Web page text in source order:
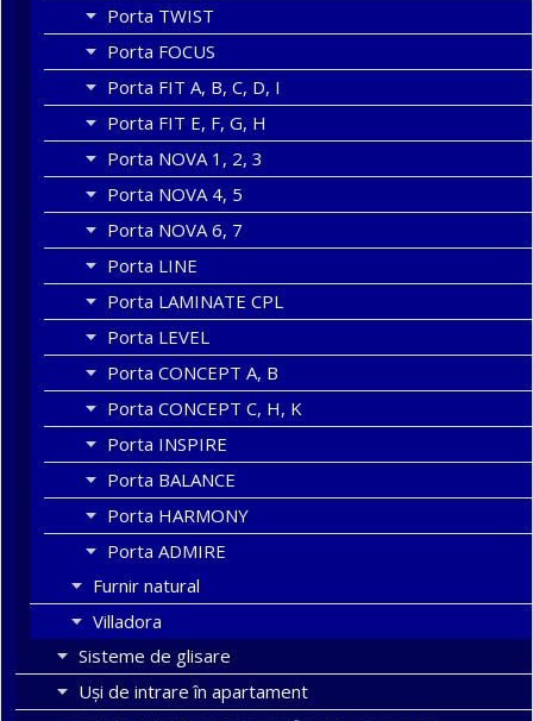
Porta TWIST
Porta FOCUS
Porta FIT A, B, C, D, I
Porta FIT E, F, G, H
Porta NOVA 1, 2, 3
Porta NOVA 4, 5
Porta NOVA 6, 7
Porta LINE
Porta LAMINATE CPL
Porta LEVEL
Porta CONCEPT A, B
Porta CONCEPT C, H, K
Porta INSPIRE
Porta BALANCE
Porta HARMONY
Porta ADMIRE
Furnir natural
Villadora
Sisteme de glisare
Uși de intrare în apartament